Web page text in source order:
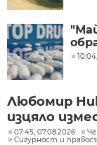
Любомир
изцяло
07:45, 07.08.2026
Сигурност и